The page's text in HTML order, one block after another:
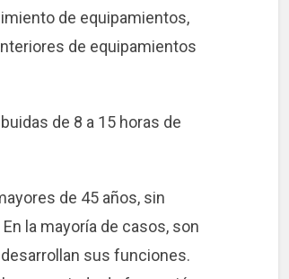
de equipamientos,
de equipamientos
de 8 a 15 horas de
de 45 años, sin
la mayoría de casos, son
sus funciones.